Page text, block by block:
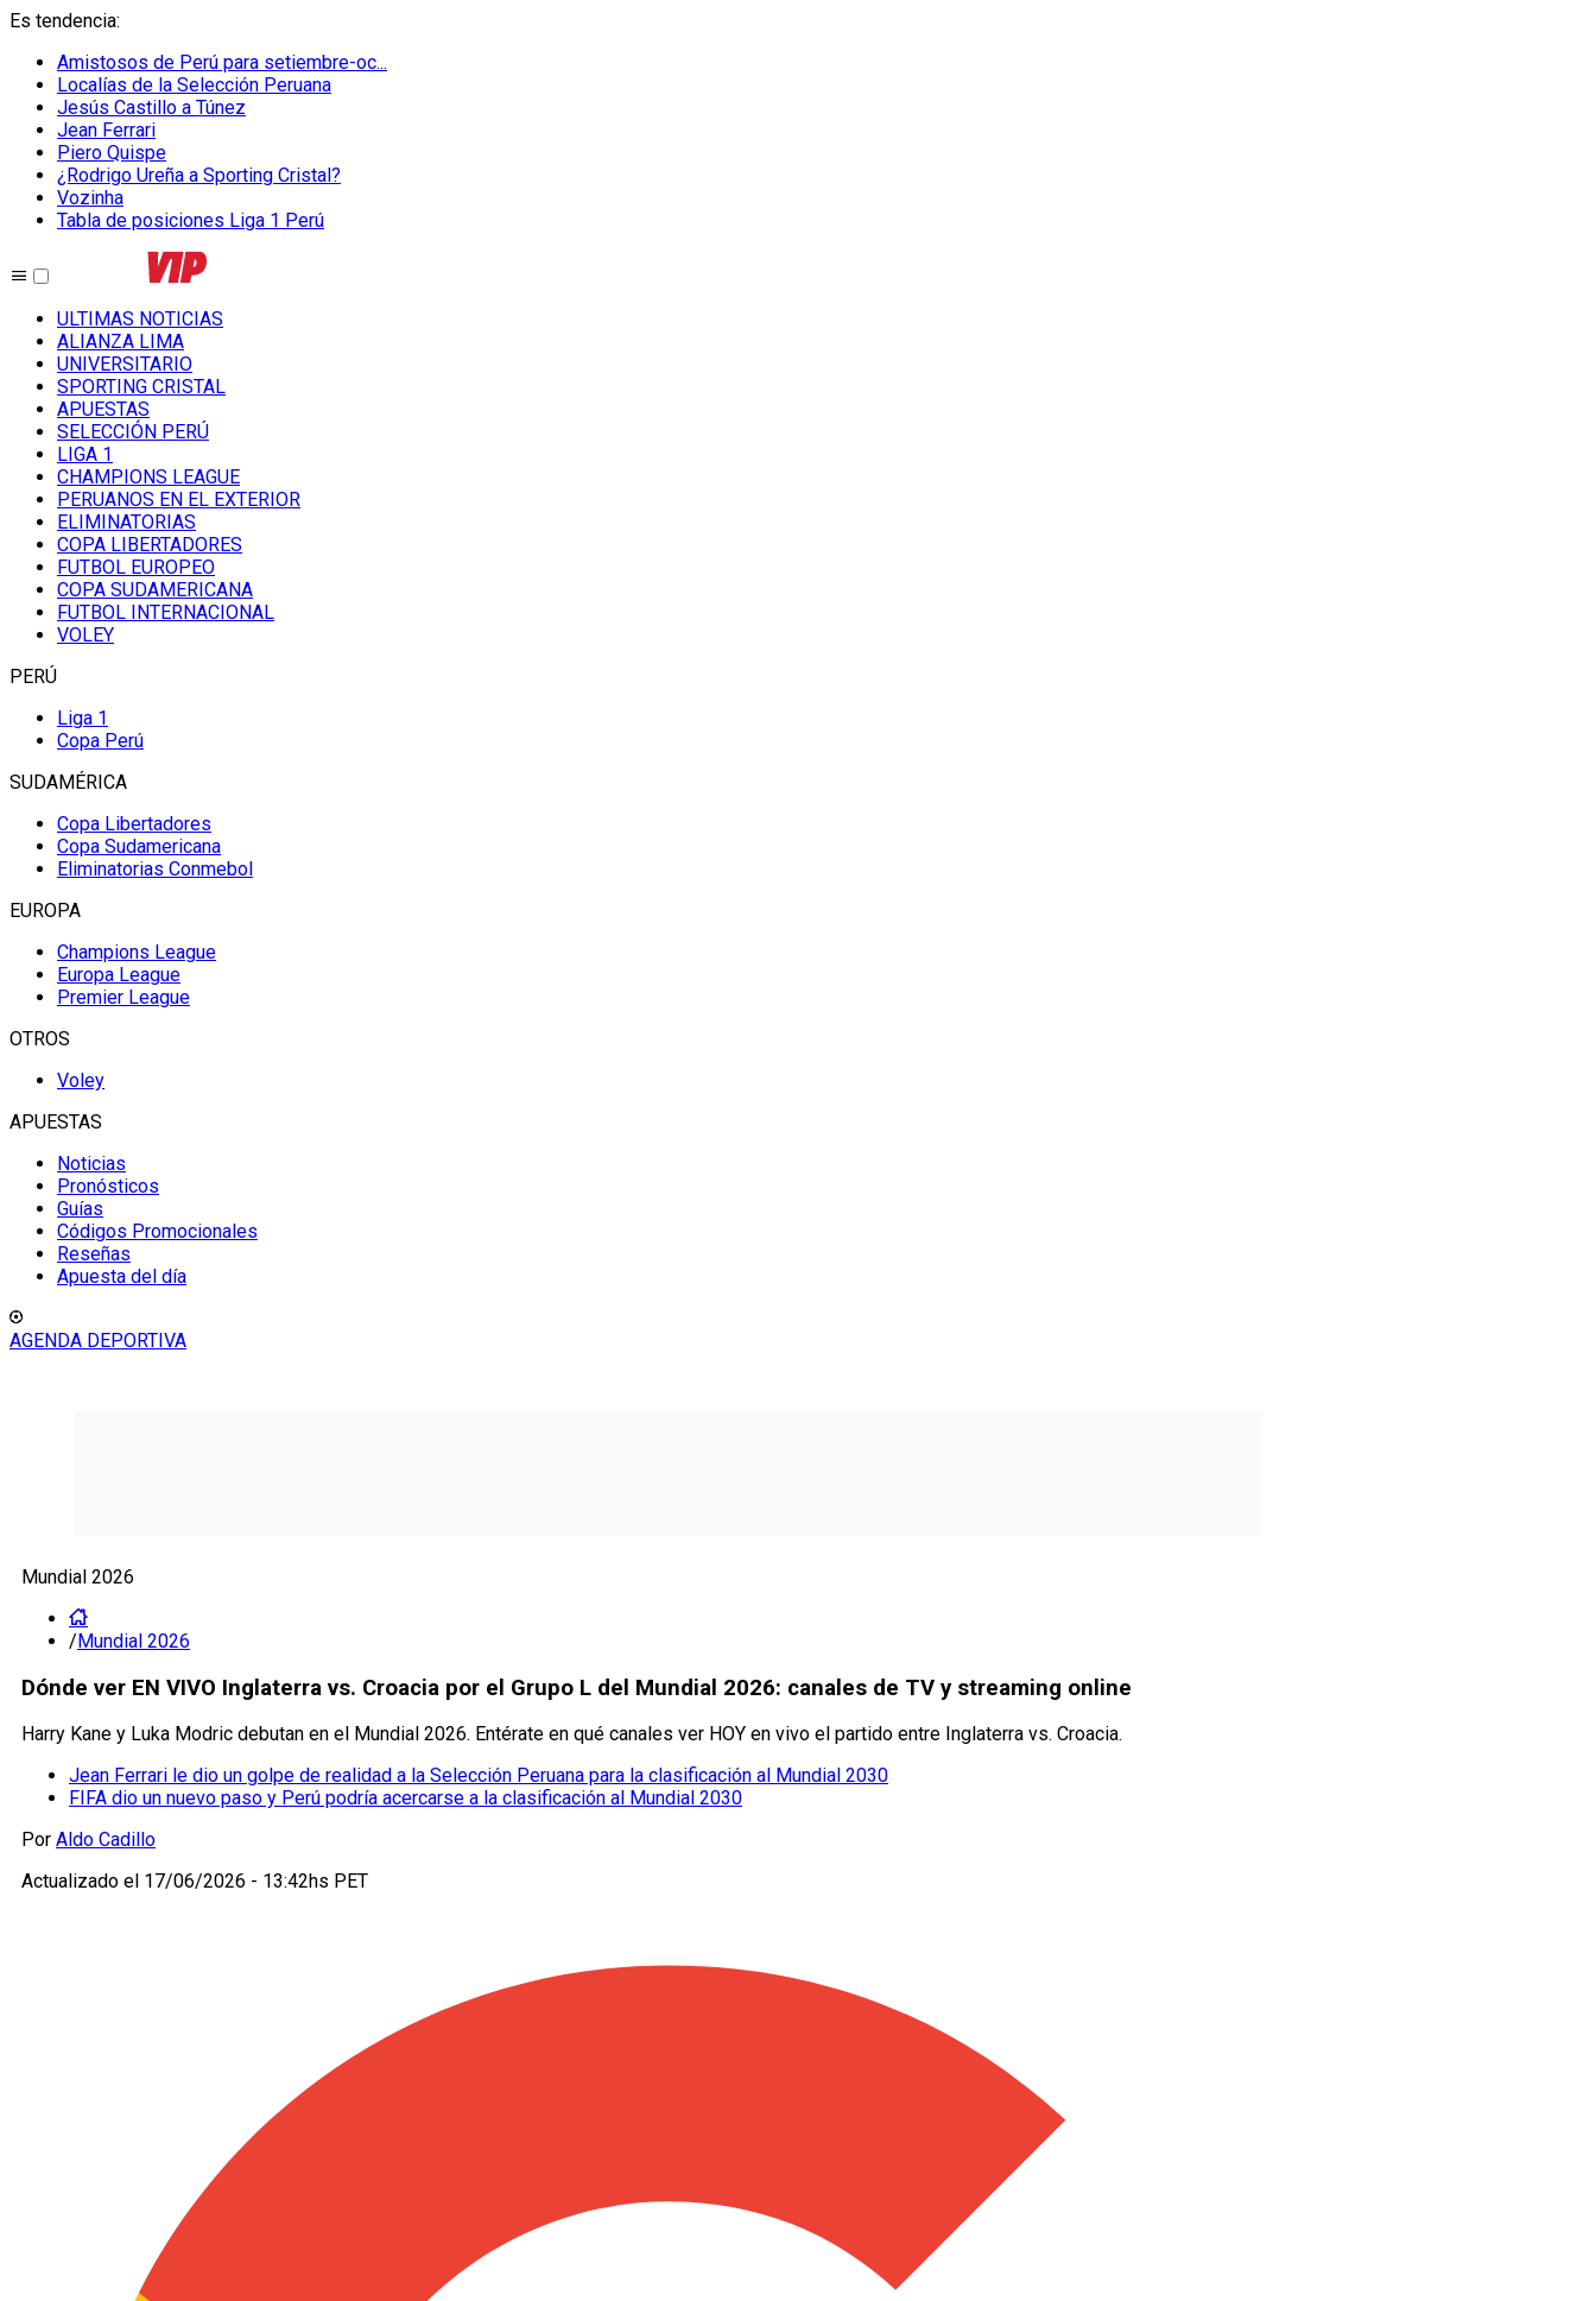
Es tendencia:
Amistosos de Perú para setiembre-oc...
Localías de la Selección Peruana
Jesús Castillo a Túnez
Jean Ferrari
Piero Quispe
¿Rodrigo Ureña a Sporting Cristal?
Vozinha
Tabla de posiciones Liga 1 Perú
ULTIMAS NOTICIAS
ALIANZA LIMA
UNIVERSITARIO
SPORTING CRISTAL
APUESTAS
SELECCIÓN PERÚ
LIGA 1
CHAMPIONS LEAGUE
PERUANOS EN EL EXTERIOR
ELIMINATORIAS
COPA LIBERTADORES
FUTBOL EUROPEO
COPA SUDAMERICANA
FUTBOL INTERNACIONAL
VOLEY
PERÚ
Liga 1
Copa Perú
SUDAMÉRICA
Copa Libertadores
Copa Sudamericana
Eliminatorias Conmebol
EUROPA
Champions League
Europa League
Premier League
OTROS
Voley
APUESTAS
Noticias
Pronósticos
Guías
Códigos Promocionales
Reseñas
Apuesta del día
AGENDA DEPORTIVA
Mundial 2026
/Mundial 2026
Dónde ver EN VIVO Inglaterra vs. Croacia por el Grupo L del Mundial 2026: canales de TV y streaming online
Harry Kane y Luka Modric debutan en el Mundial 2026. Entérate en qué canales ver HOY en vivo el partido entre Inglaterra vs. Croacia.
Jean Ferrari le dio un golpe de realidad a la Selección Peruana para la clasificación al Mundial 2030
FIFA dio un nuevo paso y Perú podría acercarse a la clasificación al Mundial 2030
Por Aldo Cadillo
Actualizado el 17/06/2026 - 13:42hs PET